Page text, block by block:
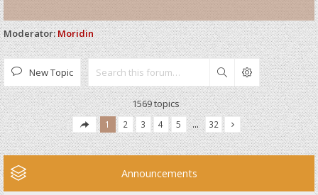
Moderator: Moridin
New Topic Search
1569 topics
1 2 3 4 5 … 32
Announcements